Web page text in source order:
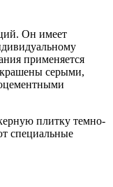
Он имеет
применяется
серыми,
плитку темно-
специальные